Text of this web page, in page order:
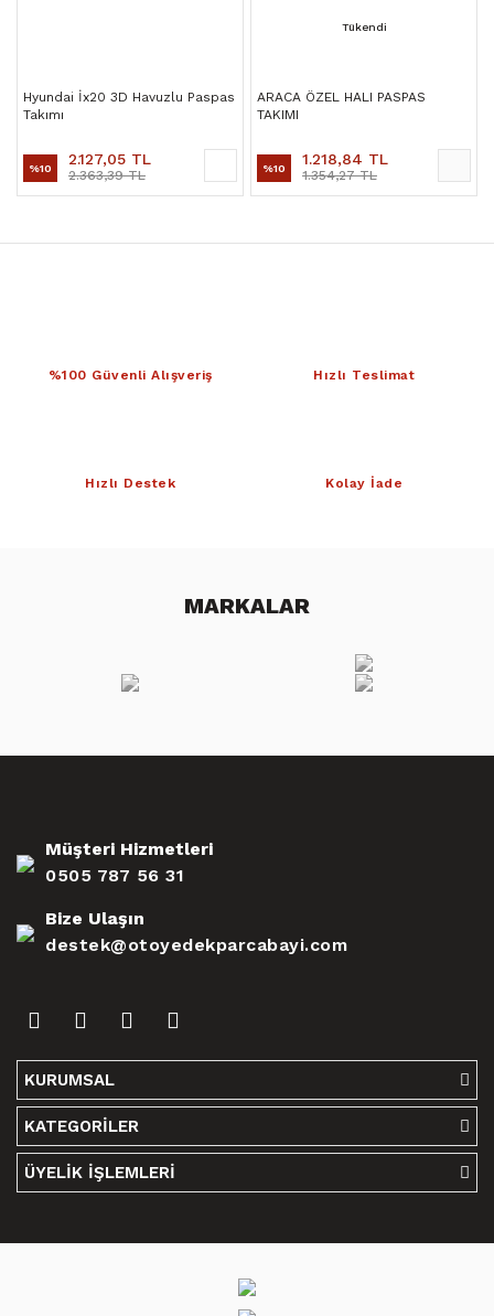
Hyundai İx20 3D Havuzlu Paspas
Takımı
%10 2.127,05 TL
2.363,39 TL
Tükendi
ARACA ÖZEL HALI PASPAS
TAKIMI
%10 1.218,84 TL
1.354,27 TL
%100 Güvenli Alışveriş Hızlı Teslimat
Hızlı Destek Kolay İade
MARKALAR
Müşteri Hizmetleri
0505 787 56 31
Bize Ulaşın
destek@otoyedekparcabayi.com
KURUMSAL
KATEGORİLER
ÜYELİK İŞLEMLERİ